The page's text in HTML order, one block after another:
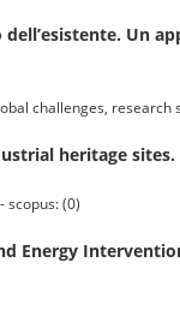
Un
challenges, research
heritage sites.
scopus: (0)
Energy